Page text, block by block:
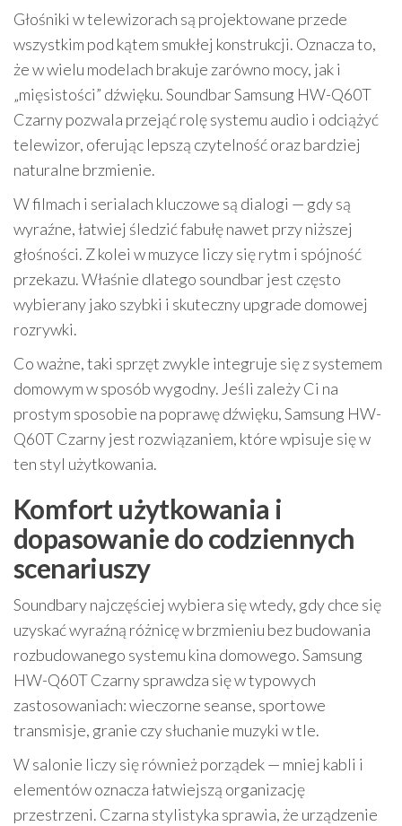
Głośniki w telewizorach są projektowane przede
wszystkim pod kątem smukłej konstrukcji. Oznacza to,
że w wielu modelach brakuje zarówno mocy, jak i
„mięsistości” dźwięku. Soundbar Samsung HW-Q60T
Czarny pozwala przejąć rolę systemu audio i odciążyć
telewizor, oferując lepszą czytelność oraz bardziej
naturalne brzmienie.
W filmach i serialach kluczowe są dialogi — gdy są
wyraźne, łatwiej śledzić fabułę nawet przy niższej
głośności. Z kolei w muzyce liczy się rytm i spójność
przekazu. Właśnie dlatego soundbar jest często
wybierany jako szybki i skuteczny upgrade domowej
rozrywki.
Co ważne, taki sprzęt zwykle integruje się z systemem
domowym w sposób wygodny. Jeśli zależy Ci na
prostym sposobie na poprawę dźwięku, Samsung HW-
Q60T Czarny jest rozwiązaniem, które wpisuje się w
ten styl użytkowania.
Komfort użytkowania i
dopasowanie do codziennych
scenariuszy
Soundbary najczęściej wybiera się wtedy, gdy chce się
uzyskać wyraźną różnicę w brzmieniu bez budowania
rozbudowanego systemu kina domowego. Samsung
HW-Q60T Czarny sprawdza się w typowych
zastosowaniach: wieczorne seanse, sportowe
transmisje, granie czy słuchanie muzyki w tle.
W salonie liczy się również porządek — mniej kabli i
elementów oznacza łatwiejszą organizację
przestrzeni. Czarna stylistyka sprawia, że urządzenie